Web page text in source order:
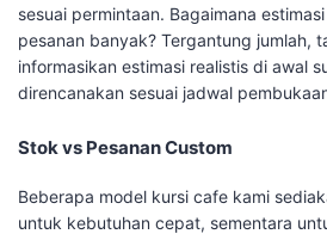
sesuai permintaan. Bagaimana
pesanan banyak? Tergantung jumlah,
informasikan estimasi realistis di awal
direncanakan sesuai jadwal
Stok vs Pesanan Custom
Beberapa model kursi cafe kami
untuk kebutuhan cepat, sementara